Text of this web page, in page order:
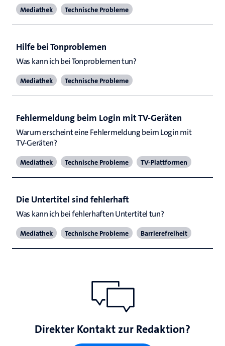
Mediathek Technische Probleme
Hilfe bei Tonproblemen
Was kann ich bei Tonproblemen tun?
Mediathek Technische Probleme
Fehlermeldung beim Login mit TV-Geräten
Warum erscheint eine Fehlermeldung beim Login mit
TV-Geräten?
Mediathek Technische Probleme TV-Plattformen
Die Untertitel sind fehlerhaft
Was kann ich bei fehlerhaften Untertitel tun?
Mediathek Technische Probleme Barrierefreiheit
Direkter Kontakt zur Redaktion?